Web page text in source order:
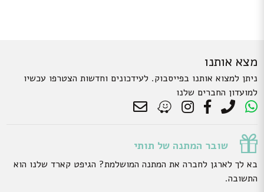
מצא אותנו
ניתן למצוא אותנו בפייסבוק. לעידכונים וחדשות הצטרפו עכשיו
למועדון החברים שלנו
שובר המתנה של תותי
בא לך לארגן לחברה את המתנה המושלמת? הגיפט קארד שלנו הוא
התשובה.